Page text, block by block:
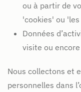
ou à partir de
'cookies' ou
Données
visite ou
Nous collectons et
personnelles dans